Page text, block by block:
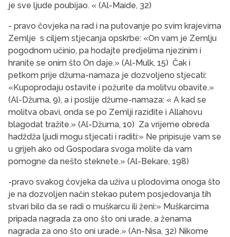
je sve ljude poubijao. « (Al-Maide, 32)
- pravo čovjeka na rad i na putovanje po svim krajevima
Zemlje s ciljem stjecanja opskrbe: «On vam je Zemlju
pogodnom učinio, pa hodajte predjelima njezinim i
hranite se onim što On daje.» (Al-Mulk, 15) Čak i
petkom prije džuma-namaza je dozvoljeno stjecati:
«Kupoprodaju ostavite i požurite da molitvu obavite.»
(Al-Džuma, 9), a i poslije džume-namaza: « A kad se
molitva obavi, onda se po Zemlji raziđite i Allahovu
blagodat tražite.» (Al-Džuma, 10) Za vrijeme obreda
hadždža ljudi mogu stjecati i raditi:» Ne pripisuje vam se
u grijeh ako od Gospodara svoga molite da vam
pomogne da nešto steknete.» (Al-Bekare, 198)
-pravo svakog čovjeka da uživa u plodovima onoga što
je na dozvoljen način stekao putem posjedovanja tih
stvari bilo da se radi o muškarcu ili ženi:» Muškarcima
pripada nagrada za ono što oni urade, a ženama
nagrada za ono što oni urade.» (An-Nisa, 32) Nikome